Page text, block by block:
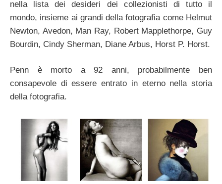
nella lista dei desideri dei collezionisti di tutto il
mondo, insieme ai grandi della fotografia come Helmut
Newton, Avedon, Man Ray, Robert Mapplethorpe, Guy
Bourdin, Cindy Sherman, Diane Arbus, Horst P. Horst.
Penn è morto a 92 anni, probabilmente ben
consapevole di essere entrato in eterno nella storia
della fotografia.